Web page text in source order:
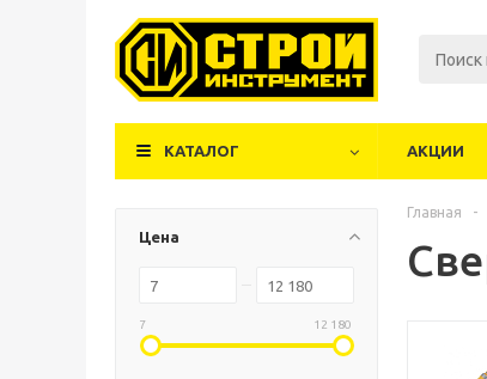
КАТАЛОГ АКЦИИ
Цена
7 12 180
Главная -